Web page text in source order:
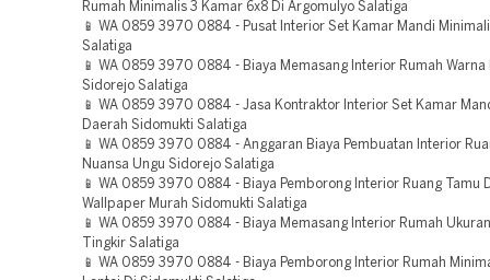
Rumah Minimalis 3 Kamar 6x8 Di Argomulyo Salatiga
📱 WA 0859 3970 0884 - Pusat Interior Set Kamar Mandi
Salatiga
📱 WA 0859 3970 0884 - Biaya Memasang Interior Rumah Warna
Sidorejo Salatiga
📱 WA 0859 3970 0884 - Jasa Kontraktor Interior Set Kamar
Daerah Sidomukti Salatiga
📱 WA 0859 3970 0884 - Anggaran Biaya Pembuatan Interior
Nuansa Ungu Sidorejo Salatiga
📱 WA 0859 3970 0884 - Biaya Pemborong Interior Ruang Tamu
Wallpaper Murah Sidomukti Salatiga
📱 WA 0859 3970 0884 - Biaya Memasang Interior Rumah
Tingkir Salatiga
📱 WA 0859 3970 0884 - Biaya Pemborong Interior Rumah